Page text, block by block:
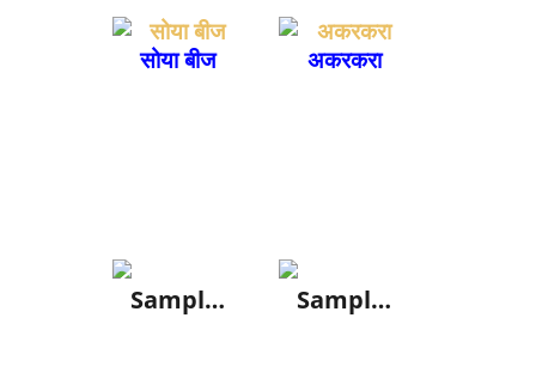
सोया बीज अकरकरा
Sampl… Sampl…